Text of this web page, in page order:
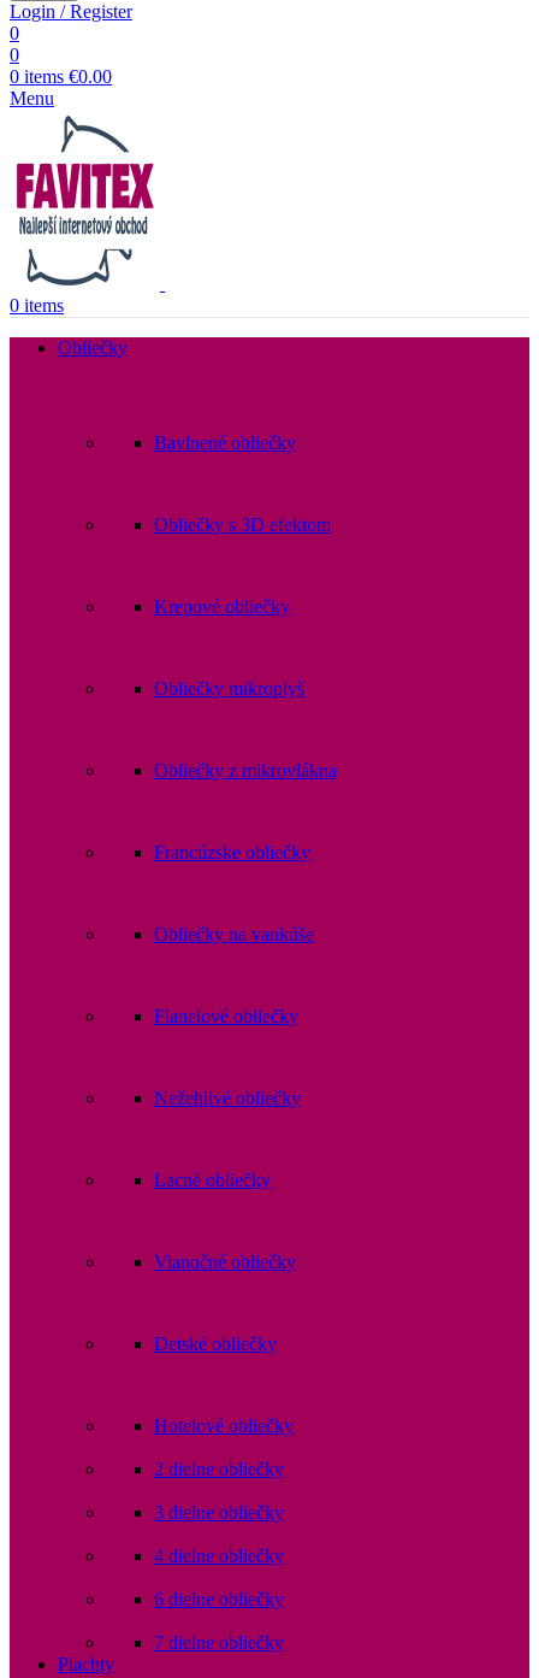
Login / Register
0
0
0 items €0.00
Menu
0 items
Obliečky
Bavlnené obliečky
Obliečky s 3D efektom
Krepové obliečky
Obliečky mikroplyš
Obliečky z mikrovlákna
Francúzske obliečky
Obliečky na vankúše
Flanelové obliečky
Nežehlivé obliečky
Lacné obliečky
Vianočné obliečky
Detské obliečky
Hotelové obliečky
2 dielne obliečky
3 dielne obliečky
4 dielne obliečky
6 dielne obliečky
7 dielne obliečky
Plachty